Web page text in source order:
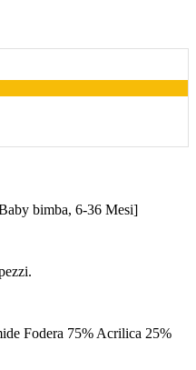
bimba, 6-36 Mesi]
Fodera 75% Acrilica 25%